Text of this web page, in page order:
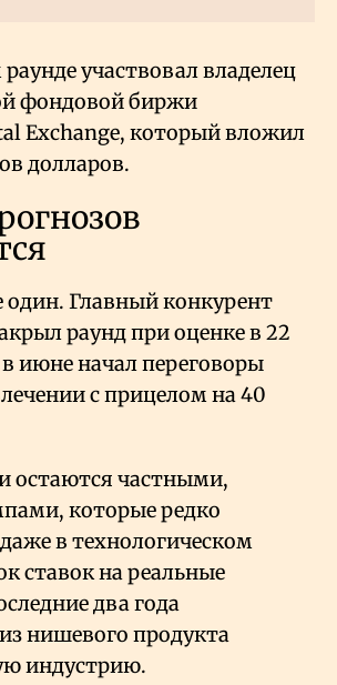
участвовал владелец
фондовой биржи
Exchange, который вложил
долларов.
один. Главный конкурент
раунд при оценке в 22
июне начал переговоры
с прицелом на 40
остаются частными,
которые редко
в технологическом
ставок на реальные
два года
нишевого продукта
индустрию.